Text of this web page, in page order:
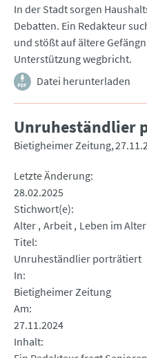
In der Stadt sorgen
Debatten. Ein Redakteur
und stößt auf ältere
Unterstützung wegbricht.
Datei herunterladen
Unruheständlier
Bietigheimer Zeitung
Letzte Änderung
28.02.2025
Stichwort(e)
Alter Arbeit Leben im
Titel
Unruheständlier porträtiert
In
Bietigheimer Zeitung
Am
27.11.2024
Inhalt